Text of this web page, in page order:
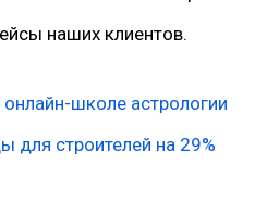
наших клиентов.
школе астрологии
для строителей на 29%